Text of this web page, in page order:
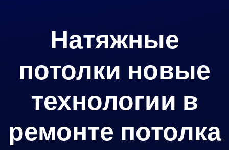
Натяжные
потолки новые
технологии в
ремонте потолка